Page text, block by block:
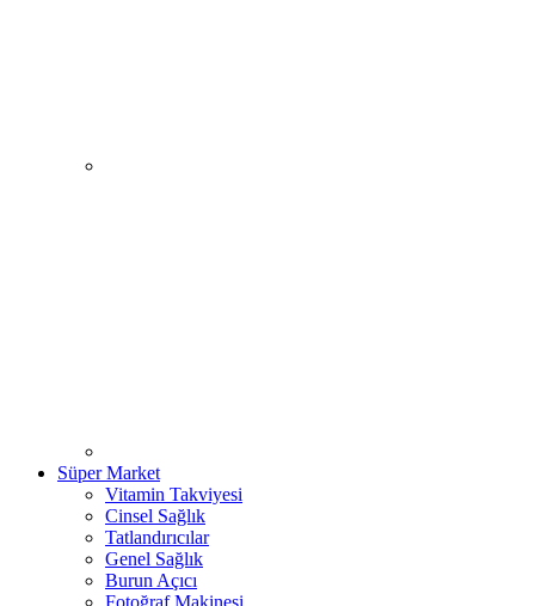
Süper Market
Vitamin Takviyesi
Cinsel Sağlık
Tatlandırıcılar
Genel Sağlık
Burun Açıcı
Fotoğraf Makinesi